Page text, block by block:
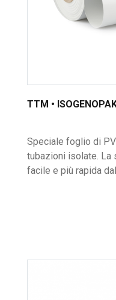
TTM •
Speciale foglio di
tubazioni isolate. La
facile e più rapida